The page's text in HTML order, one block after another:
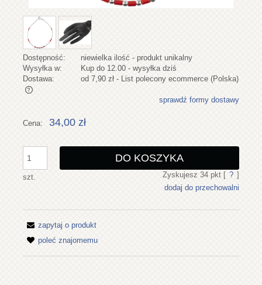
Dostępność:
niewielka ilość - produkt unikalny
Wysyłka w:
Kup do 12.00 - wysyłka dziś
Dostawa:
od 7,90 zł - List polecony ecommerce (Polska)
Cena nie zawiera ewentualnych kosztów płatności
sprawdź formy dostawy
Cena: 34,00 zł
szt.
DO KOSZYKA
Zyskujesz 34pkt [ ? ]
dodaj do przechowalni
zapytaj o produkt
poleć znajomemu